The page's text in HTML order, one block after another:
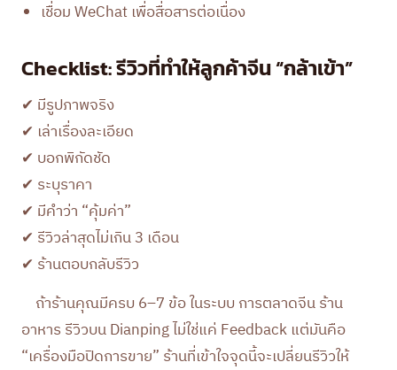
เชื่อม WeChat เพื่อสื่อสารต่อเนื่อง
Checklist: รีวิวที่ทำให้ลูกค้าจีน “กล้าเข้า”
✔ มีรูปภาพจริง
✔ เล่าเรื่องละเอียด
✔ บอกพิกัดชัด
✔ ระบุราคา
✔ มีคำว่า “คุ้มค่า”
✔ รีวิวล่าสุดไม่เกิน 3 เดือน
✔ ร้านตอบกลับรีวิว
ถ้าร้านคุณมีครบ 6–7 ข้อ ในระบบ การตลาดจีน ร้าน
อาหาร รีวิวบน Dianping ไม่ใช่แค่ Feedback แต่มันคือ
“เครื่องมือปิดการขาย” ร้านที่เข้าใจจุดนี้จะเปลี่ยนรีวิวให้